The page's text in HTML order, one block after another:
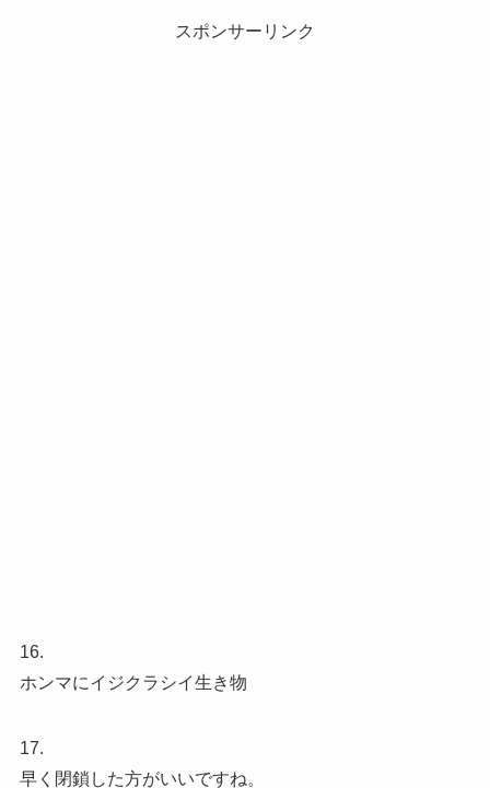
スポンサーリンク
16.
ホンマにイジクラシイ生き物
17.
早く閉鎖した方がいいですね。